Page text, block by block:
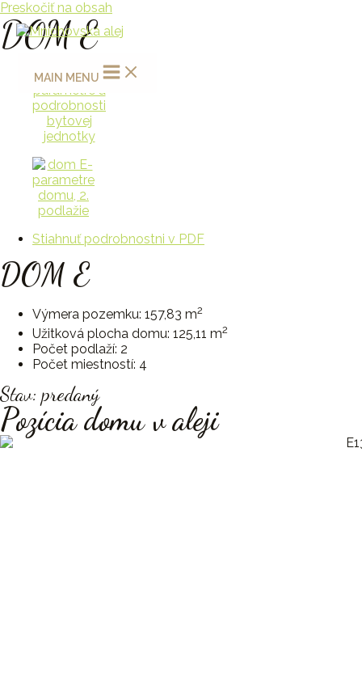
Preskočiť na obsah
MAIN MENU
DOM E
Stiahnuť podrobnostni v PDF
DOM E
Výmera pozemku: 157,83 m2
Užitková plocha domu: 125,11 m2
Počet podlaží: 2
Počet miestností: 4
Stav: predaný
Pozícia domu v aleji